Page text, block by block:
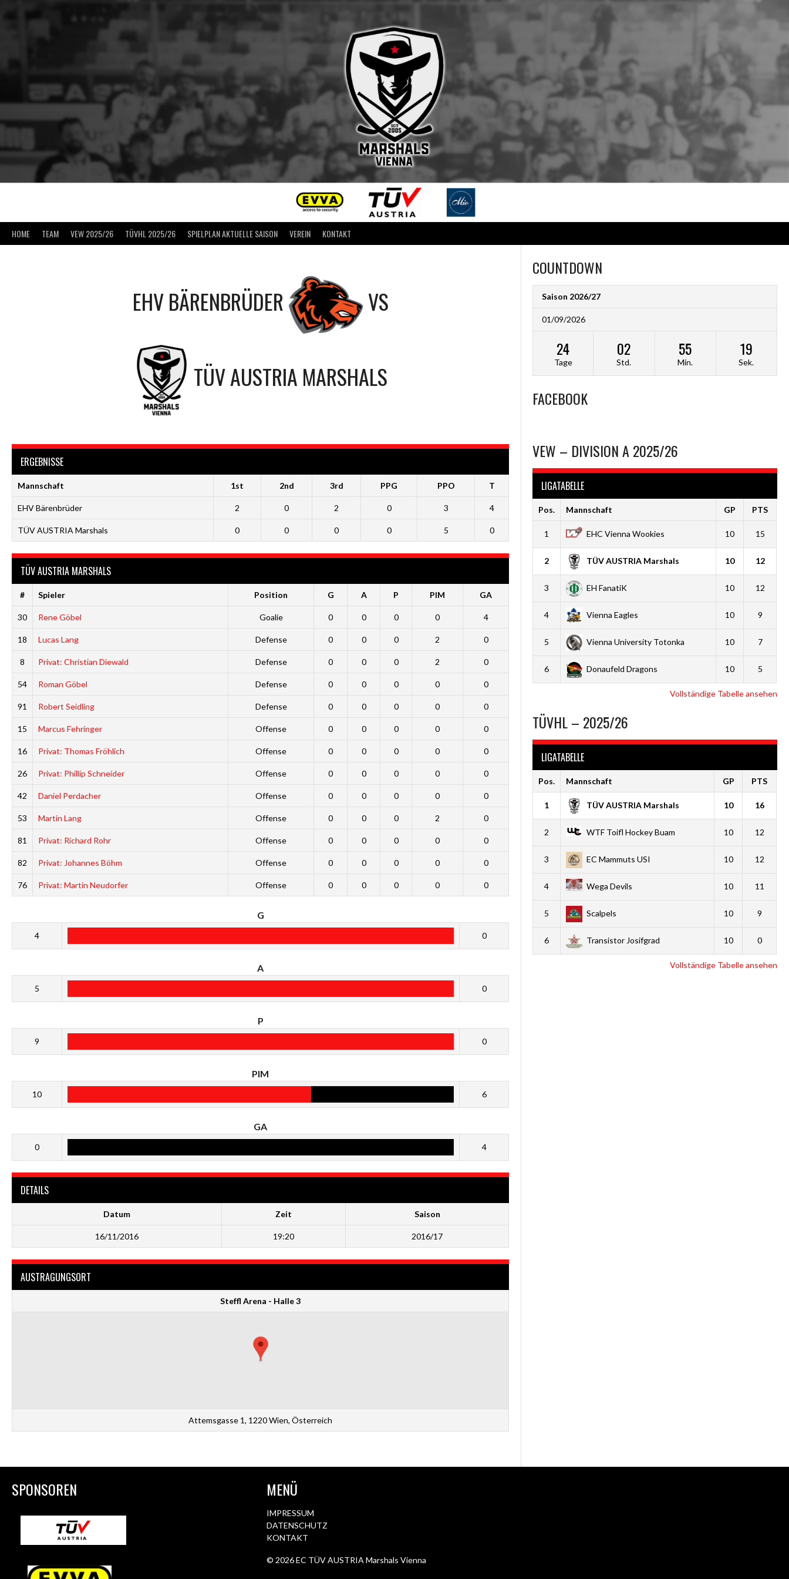
HOME TEAM VEW 2025/26 TÜVHL 2025/26 SPIELPLAN AKTUELLE SAISON VEREIN KONTAKT
EHV BÄRENBRÜDER VS
TÜV AUSTRIA MARSHALS
ERGEBNISSE
Mannschaft 1st 2nd 3rd PPG PPO T
EHV Bärenbrüder 2 0 2 0 3 4
TÜV AUSTRIA Marshals 0 0 0 0 5 0
TÜV AUSTRIA MARSHALS
# Spieler Position G A P PIM GA
30 Rene Göbel Goalie 0 0 0 0 4
18 Lucas Lang Defense 0 0 0 2 0
8 Privat: Christian Diewald Defense 0 0 0 2 0
54 Roman Göbel Defense 0 0 0 0 0
91 Robert Seidling Defense 0 0 0 0 0
15 Marcus Fehringer Offense 0 0 0 0 0
16 Privat: Thomas Fröhlich Offense 0 0 0 0 0
26 Privat: Phillip Schneider Offense 0 0 0 0 0
42 Daniel Perdacher Offense 0 0 0 0 0
53 Martin Lang Offense 0 0 0 2 0
81 Privat: Richard Rohr Offense 0 0 0 0 0
82 Privat: Johannes Böhm Offense 0 0 0 0 0
76 Privat: Martin Neudorfer Offense 0 0 0 0 0
G
4 0
A
5 0
P
9 0
PIM
10 6
GA
0 4
DETAILS
Datum Zeit Saison
16/11/2016 19:20 2016/17
AUSTRAGUNGSORT
Steffl Arena - Halle 3
Attemsgasse 1, 1220 Wien, Österreich
COUNTDOWN
Saison 2026/27
01/09/2026
24
Tage
02
Std.
55
Min.
19
Sek.
FACEBOOK
VEW – DIVISION A 2025/26
LIGATABELLE
Pos. Mannschaft GP PTS
1 EHC Vienna Wookies 10 15
2 TÜV AUSTRIA Marshals 10 12
3 EH FanatiK 10 12
4 Vienna Eagles 10 9
5 Vienna University Totonka 10 7
6 Donaufeld Dragons 10 5
Vollständige Tabelle ansehen
TÜVHL – 2025/26
LIGATABELLE
Pos. Mannschaft GP PTS
1 TÜV AUSTRIA Marshals 10 16
2 WTF Toifl Hockey Buam 10 12
3 EC Mammuts USI 10 12
4 Wega Devils 10 11
5 Scalpels 10 9
6 Transistor Josifgrad 10 0
Vollständige Tabelle ansehen
SPONSOREN MENÜ
IMPRESSUM
DATENSCHUTZ
KONTAKT
© 2026 EC TÜV AUSTRIA Marshals Vienna